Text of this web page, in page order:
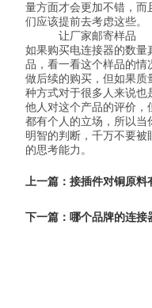
量方面才会更加不错，
们应该提前去考虑这些。
让厂家邮寄样品
如果购买电连接器的数
品，看一看这个样品的
做后续的购买，但如果
种方式对于很多人来说
他人对这个产品的评价，
都有个人的立场，所以当
明智的判断，千万不要
的思考能力。
上一篇：接插件对铜原料
下一篇：哪个品牌的连接